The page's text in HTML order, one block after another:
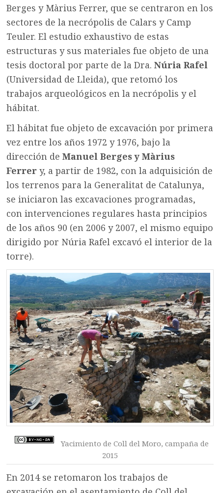
Berges y Màrius Ferrer, que se centraron en los
sectores de la necrópolis de Calars y Camp
Teuler. El estudio exhaustivo de estas
estructuras y sus materiales fue objeto de una
tesis doctoral por parte de la Dra.Núria Rafel
(Universidad de Lleida), que retomó los
trabajos arqueológicos en la necrópolis y el
hábitat.
El hábitat fue objeto de excavación por primera
vez entre los años 1972 y 1976, bajo la
dirección deManuel Berges y Màrius
Ferrer y, a partir de 1982, con la adquisición de
los terrenos para la Generalitat de Catalunya,
se iniciaron las excavaciones programadas,
con intervenciones regulares hasta principios
de los años 90 (en 2006 y 2007, el mismo equipo
dirigido por Núria Rafel excavó el interior de la
torre).
Yacimiento de Coll del Moro, campaña de
2015
En 2014 se retomaron los trabajos de